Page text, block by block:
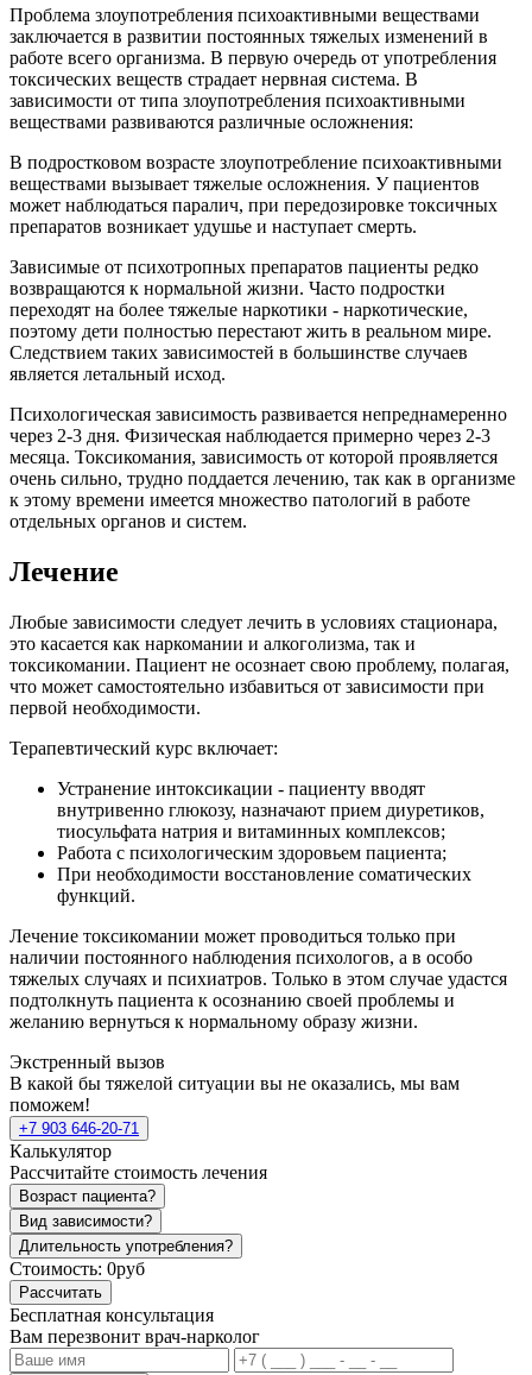
Проблема злоупотребления психоактивными веществами
заключается в развитии постоянных тяжелых изменений в
работе всего организма. В первую очередь от употребления
токсических веществ страдает нервная система. В
зависимости от типа злоупотребления психоактивными
веществами развиваются различные осложнения:
В подростковом возрасте злоупотребление психоактивными
веществами вызывает тяжелые осложнения. У пациентов
может наблюдаться паралич, при передозировке токсичных
препаратов возникает удушье и наступает смерть.
Зависимые от психотропных препаратов пациенты редко
возвращаются к нормальной жизни. Часто подростки
переходят на более тяжелые наркотики - наркотические,
поэтому дети полностью перестают жить в реальном мире.
Следствием таких зависимостей в большинстве случаев
является летальный исход.
Психологическая зависимость развивается непреднамеренно
через 2-3 дня. Физическая наблюдается примерно через 2-3
месяца. Токсикомания, зависимость от которой проявляется
очень сильно, трудно поддается лечению, так как в организме
к этому времени имеется множество патологий в работе
отдельных органов и систем.
Лечение
Любые зависимости следует лечить в условиях стационара,
это касается как наркомании и алкоголизма, так и
токсикомании. Пациент не осознает свою проблему, полагая,
что может самостоятельно избавиться от зависимости при
первой необходимости.
Терапевтический курс включает:
Устранение интоксикации - пациенту вводят
внутривенно глюкозу, назначают прием диуретиков,
тиосульфата натрия и витаминных комплексов;
Работа с психологическим здоровьем пациента;
При необходимости восстановление соматических
функций.
Лечение токсикомании может проводиться только при
наличии постоянного наблюдения психологов, а в особо
тяжелых случаях и психиатров. Только в этом случае удастся
подтолкнуть пациента к осознанию своей проблемы и
желанию вернуться к нормальному образу жизни.
Экстренный вызов
В какой бы тяжелой ситуации вы не оказались, мы вам
поможем!
+7 903 646-20-71
Калькулятор
Рассчитайте стоимость лечения
Возраст пациента?
Вид зависимости?
Длительность употребления?
Стоимость: 0руб
Рассчитать
Бесплатная консультация
Вам перезвонит врач-нарколог